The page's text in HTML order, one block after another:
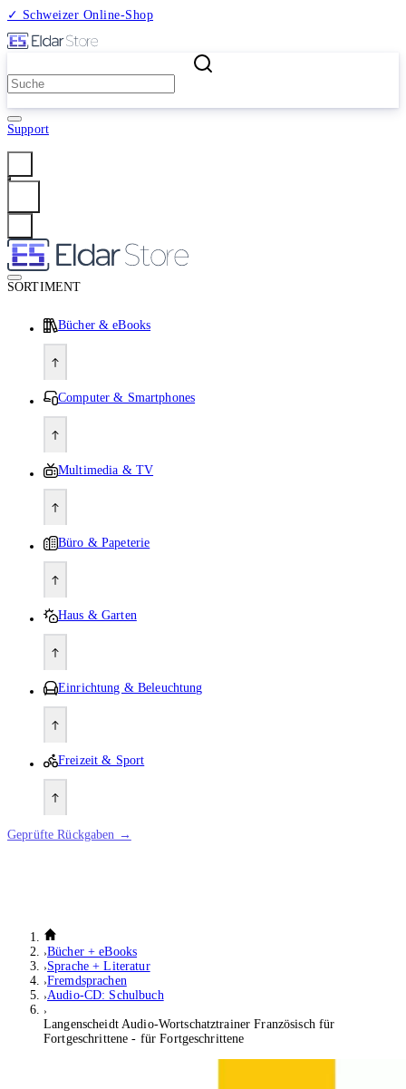
✓ Schweizer Online-Shop
Support
SORTIMENT
Bücher & eBooks
Computer & Smartphones
Multimedia & TV
Büro & Papeterie
Haus & Garten
Einrichtung & Beleuchtung
Freizeit & Sport
Geprüfte Rückgaben →
Bücher + eBooks
Sprache + Literatur
Fremdsprachen
Audio-CD: Schulbuch
Langenscheidt Audio-Wortschatztrainer Französisch für
Fortgeschrittene - für Fortgeschrittene